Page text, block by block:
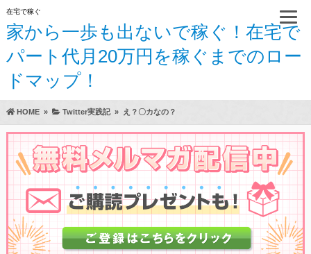
在宅で稼ぐ
家から一歩も出ないで稼ぐ！在宅で
パート代月20万円を稼ぐまでのロー
ドマップ！
HOME» Twitter実践記» え？〇カなの？